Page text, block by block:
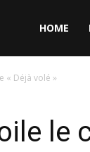
HOME
« Déjà volé »
le